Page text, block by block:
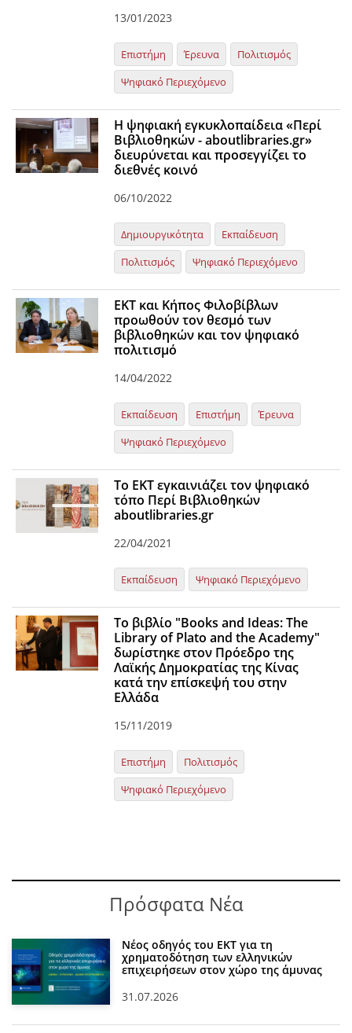
13/01/2023
Επιστήμη Έρευνα
Πολιτισμός
Ψηφιακό Περιεχόμενο
Η ψηφιακή εγκυκλοπαίδεια «Περί
Βιβλιοθηκών - aboutlibraries.gr»
διευρύνεται και προσεγγίζει το
διεθνές κοινό
06/10/2022
Δημιουργικότητα
Εκπαίδευση
Πολιτισμός
Ψηφιακό Περιεχόμενο
ΕΚΤ και Κήπος Φιλοβίβλων
προωθούν τον θεσμό των
βιβλιοθηκών και τον ψηφιακό
πολιτισμό
14/04/2022
Εκπαίδευση Επιστήμη
Έρευνα
Ψηφιακό Περιεχόμενο
Το ΕΚΤ εγκαινιάζει τον ψηφιακό
τόπο Περί Βιβλιοθηκών
aboutlibraries.gr
22/04/2021
Εκπαίδευση Ψηφιακό Περιεχόμενο
Το βιβλίο "Books and Ideas: The
Library of Plato and the Academy"
δωρίστηκε στον Πρόεδρο της
Λαϊκής Δημοκρατίας της Κίνας
κατά την επίσκεψή του στην
Ελλάδα
15/11/2019
Επιστήμη
Πολιτισμός
Ψηφιακό Περιεχόμενο
Πρόσφατα Νέα
Νέος οδηγός του ΕΚΤ για τη
χρηματοδότηση των ελληνικών
επιχειρήσεων στον χώρο της άμυνας
31.07.2026